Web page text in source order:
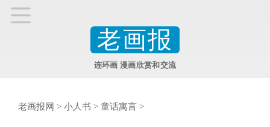
老画报
连环画 漫画欣赏和交流
老画报网 > 小人书 > 童话寓言 >